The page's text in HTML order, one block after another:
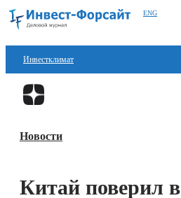
ENG
Инвестклимат
Финансы
Блокчейн
Новости
Китай поверил в